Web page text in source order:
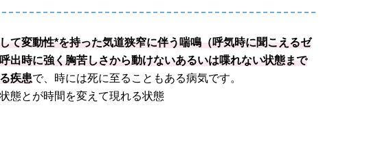
て変動性*を持った気道狭窄に伴う喘鳴（呼気時に聞こえるゼ
出時に強く胸苦しさから動けないあるいは喋れない状態まで
疾患で、時には死に至ることもある病気です。
とが時間を変えて現れる状態